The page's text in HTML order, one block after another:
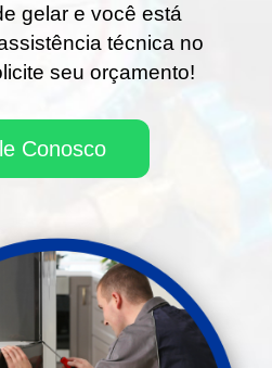
gelar e você está
técnica no
seu orçamento!
Conosco